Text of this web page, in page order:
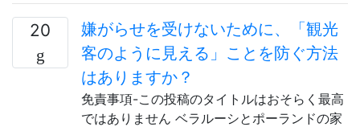
20
嫌がらせを受けないために、「観光
客のように見える」ことを防ぐ方法
はありますか？
免責事項-この投稿のタイトルはおそらく最高
ではありません ベラルーシとポーランドの家